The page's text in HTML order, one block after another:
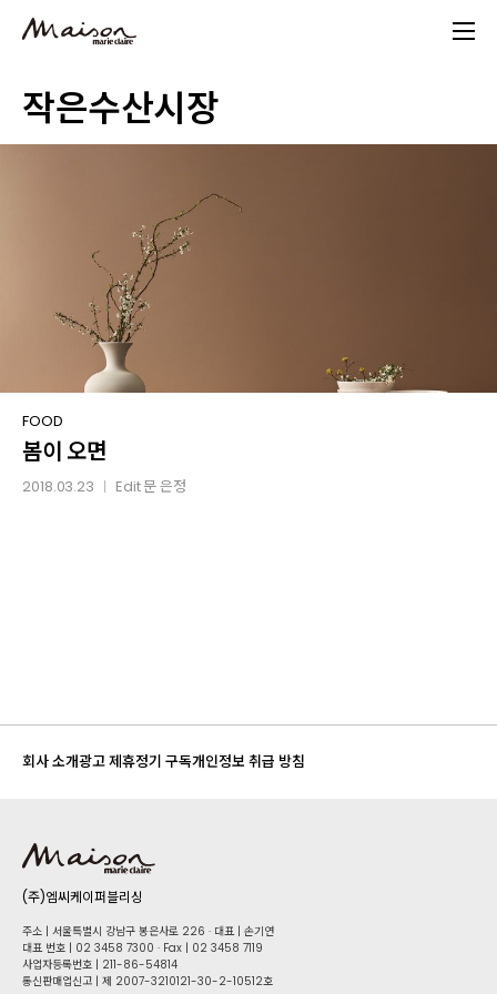
content
작은수산시장
봄이
오면
FOOD
봄이 오면
2018.03.23 Edit문 은정
회사 소개광고 제휴정기 구독개인정보 취급 방침
(주)엠씨케이퍼블리싱
주소 | 서울특별시 강남구 봉은사로 226 · 대표 | 손기연
대표 번호 | 02 34​58 7300 · Fax | 02 34​58 7119
사업자등록번호 | 211-86-5​4814
통신판매업신고 | 제 2007-3210121-30-2-10512호